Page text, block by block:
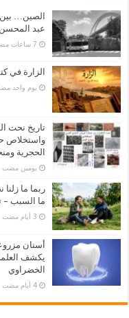
عبد
الزارة في كتب
‏يوم واحد
تاريخ نحت
واستخلاص
الحجرية
‏يومين مضت
ربما ما
ما السبب –
أسنان
يكشف
الخضراوي
‏4 أيام مضت